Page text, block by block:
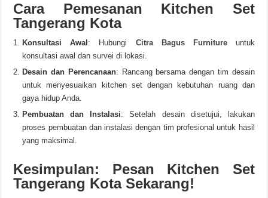
Cara Pemesanan Kitchen Set
Tangerang Kota
Konsultasi Awal : Hubungi Citra Bagus Furniture
untuk
konsultasi awal dan survei di lokasi.
Desain dan Perencanaan: Rancang bersama dengan tim desain
untuk menyesuaikan kitchen set dengan kebutuhan ruang dan
gaya hidup Anda.
Pembuatan dan Instalasi: Setelah desain disetujui, lakukan
proses pembuatan dan instalasi dengan tim profesional untuk hasil
yang maksimal.
Kesimpulan: Pesan Kitchen Set
Tangerang Kota Sekarang!